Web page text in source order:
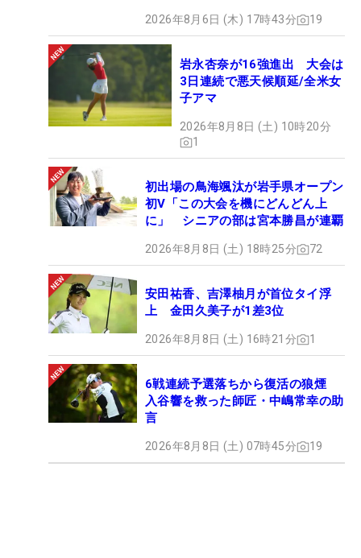
2026年8月6日 (木) 17時43分 19
岩永杏奈が16強進出 大会は
3日連続で悪天候順延/全米女
子アマ
2026年8月8日 (土) 10時20分
1
初出場の鳥海颯汰が岩手県オープン
初V「この大会を機にどんどん上
に」 シニアの部は宮本勝昌が連覇
2026年8月8日 (土) 18時25分 72
安田祐香、吉澤柚月が首位タイ浮
上 金田久美子が1差3位
2026年8月8日 (土) 16時21分 1
6戦連続予選落ちから復活の狼煙
入谷響を救った師匠・中嶋常幸の助
言
2026年8月8日 (土) 07時45分 19